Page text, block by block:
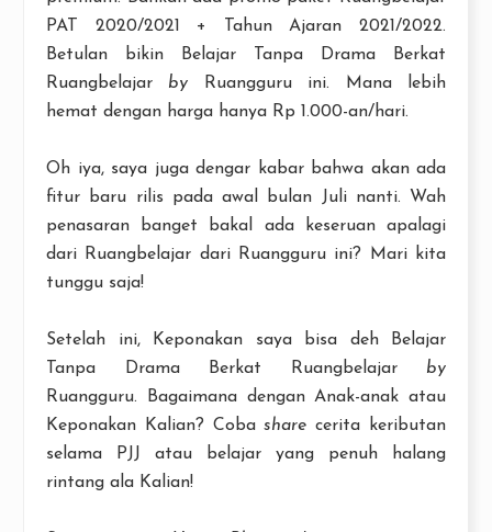
PAT 2020/2021 + Tahun Ajaran 2021/2022.
Betulan bikin Belajar Tanpa Drama Berkat
Ruangbelajar by Ruangguru ini. Mana lebih
hemat dengan harga hanya Rp 1.000-an/hari.
Oh iya, saya juga dengar kabar bahwa akan ada
fitur baru rilis pada awal bulan Juli nanti. Wah
penasaran banget bakal ada keseruan apalagi
dari Ruangbelajar dari Ruangguru ini? Mari kita
tunggu saja!
Setelah ini, Keponakan saya bisa deh Belajar
Tanpa Drama Berkat Ruangbelajar by
Ruangguru. Bagaimana dengan Anak-anak atau
Keponakan Kalian? Cobashare cerita keributan
selama PJJ atau belajar yang penuh halang
rintang ala Kalian!